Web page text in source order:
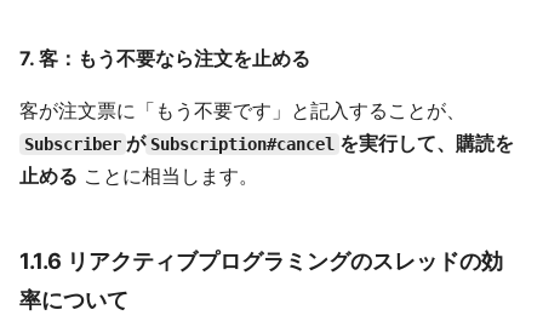
7. 客：もう不要なら注文を止める
客が注文票に「もう不要です」と記入することが、
Subscriber が Subscription#cancel を実行して、購読を
止める ことに相当します。
1.1.6 リアクティブプログラミングのスレッドの効
率について